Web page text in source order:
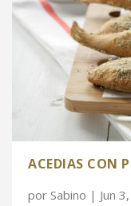
ACEDIAS CON
por Sabino | Jun